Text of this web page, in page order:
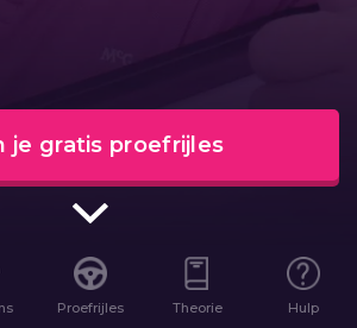
je gratis proefrijles
Proefrijles Theorie Hulp